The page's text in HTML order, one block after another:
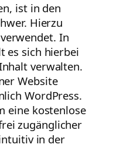
ist in den
Hierzu
In
es sich hierbei
verwalten.
Website
WordPress.
eine kostenlose
zugänglicher
in der